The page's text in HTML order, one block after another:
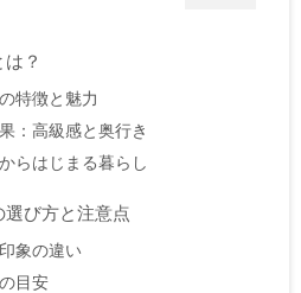
？
特徴と魅力
：高級感と奥行き
らはじまる暮らし
び方と注意点
象の違い
目安